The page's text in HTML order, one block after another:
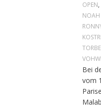
OPEN,
NOAH
Bei
vom